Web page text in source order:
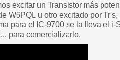
excitar un Transistor más
W6PQL u otro excitado por
para el IC-9700 se la lleva el i-
para comercializarlo.